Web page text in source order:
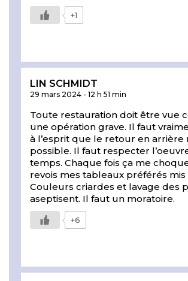
+1
LIN SCHMIDT
29 mars 2024 - 12 h 51 min
Toute restauration doit être vue
une opération grave. Il faut
à l’esprit que le retour en arrière
possible. Il faut respecter
temps. Chaque fois ça me
revois mes tableaux préférés mis
Couleurs criardes et lavage des
aseptisent. Il faut un moratoire.
+6